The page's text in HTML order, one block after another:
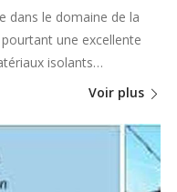
dans le domaine de la
une excellente
isolants…
Voir plus